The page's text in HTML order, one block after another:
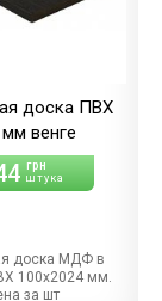
доска ПВХ
венге
грн
штука
доска МДФ в
100х2024 мм.
за шт